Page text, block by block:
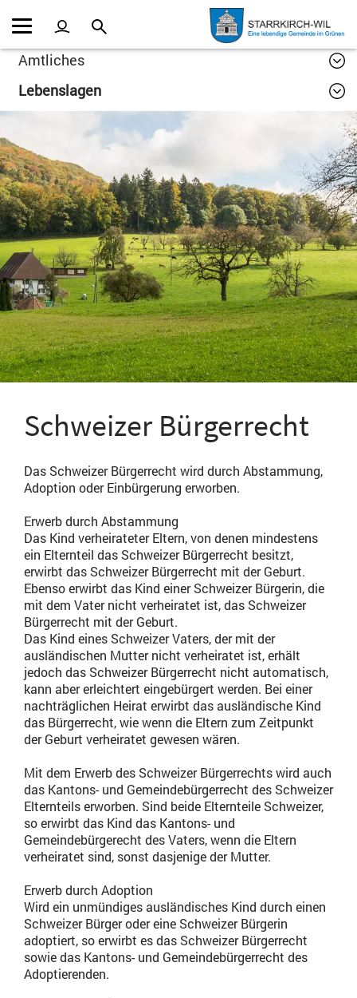
Kopfzeile
Inhalt
Amtliches
Lebenslagen
Schweizer Bürgerrecht
Das Schweizer Bürgerrecht wird durch Abstammung,
Adoption oder Einbürgerung erworben.
Erwerb durch Abstammung
Das Kind verheirateter Eltern, von denen mindestens
ein Elternteil das Schweizer Bürgerrecht besitzt,
erwirbt das Schweizer Bürgerrecht mit der Geburt.
Ebenso erwirbt das Kind einer Schweizer Bürgerin, die
mit dem Vater nicht verheiratet ist, das Schweizer
Bürgerrecht mit der Geburt.
Das Kind eines Schweizer Vaters, der mit der
ausländischen Mutter nicht verheiratet ist, erhält
jedoch das Schweizer Bürgerrecht nicht automatisch,
kann aber erleichtert eingebürgert werden. Bei einer
nachträglichen Heirat erwirbt das ausländische Kind
das Bürgerrecht, wie wenn die Eltern zum Zeitpunkt
der Geburt verheiratet gewesen wären.
Mit dem Erwerb des Schweizer Bürgerrechts wird auch
das Kantons- und Gemeindebürgerrecht des Schweizer
Elternteils erworben. Sind beide Elternteile Schweizer,
so erwirbt das Kind das Kantons- und
Gemeindebürgerecht des Vaters, wenn die Eltern
verheiratet sind, sonst dasjenige der Mutter.
Erwerb durch Adoption
Wird ein unmündiges ausländisches Kind durch einen
Schweizer Bürger oder eine Schweizer Bürgerin
adoptiert, so erwirbt es das Schweizer Bürgerrecht
sowie das Kantons- und Gemeindebürgerrecht des
Adoptierenden.